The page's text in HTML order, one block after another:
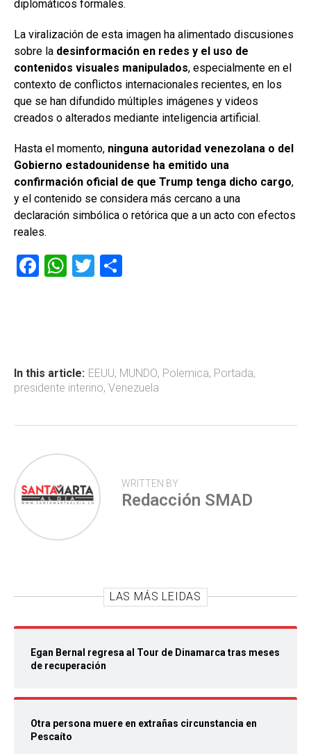
diplomáticos formales.
La viralización de esta imagen ha alimentado discusiones
sobre la desinformación en redes y el uso de
contenidos visuales manipulados, especialmente en el
contexto de conflictos internacionales recientes, en los
que se han difundido múltiples imágenes y videos
creados o alterados mediante inteligencia artificial.
Hasta el momento, ninguna autoridad venezolana o del
Gobierno estadounidense ha emitido una
confirmación oficial de que Trump tenga dicho cargo,
y el contenido se considera más cercano a una
declaración simbólica o retórica que a un acto con efectos
reales.
F
ok
W
p
p
T
tir
In this article: EEUU, MUNDO, Polemica, Portada,
presidente interino, Venezuela
WRITTEN BY
Redacción SMAD
LAS MÁS LEIDAS
Egan Bernal regresa al Tour de Dinamarca tras meses
de recuperación
Otra persona muere en extrañas circunstancia en
Pescaíto